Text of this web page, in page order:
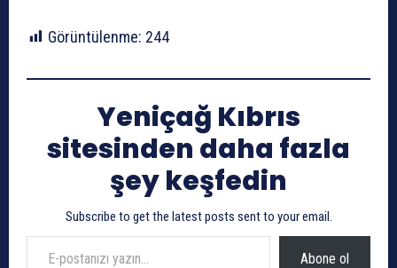
Görüntülenme: 244
Yeniçağ Kıbrıs
sitesinden daha fazla
şey keşfedin
Subscribe to get the latest posts sent to your email.
E-postanızı yazın…
Abone ol